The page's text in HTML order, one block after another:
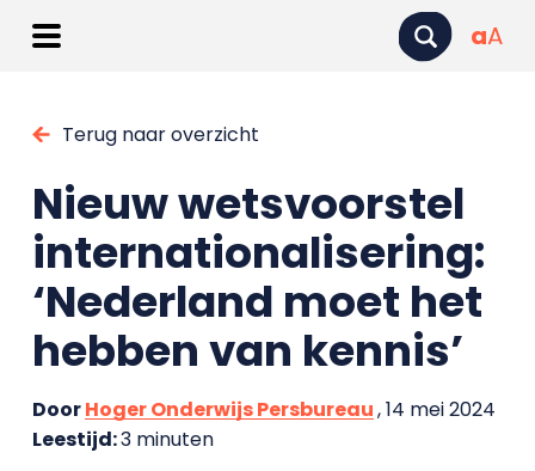
aA
Terug naar overzicht
Nieuw wetsvoorstel
internationalisering:
‘Nederland moet het
hebben van kennis’
DoorHoger Onderwijs Persbureau, 14 mei 2024
Leestijd:3 minuten